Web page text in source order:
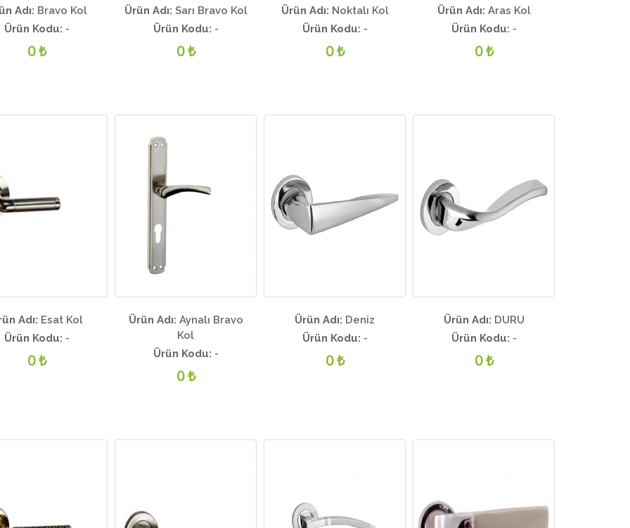
Adı: Bravo Kol
Ürün Kodu: -
0 ₺
Ürün Adı: Sarı Bravo Kol
Ürün Kodu: -
0 ₺
Ürün Adı: Noktalı Kol
Ürün Kodu: -
0 ₺
Ürün Adı: Aras Kol
Ürün Kodu: -
0 ₺
Adı: Esat Kol
Ürün Kodu: -
0 ₺
Ürün Adı: Aynalı Bravo
Kol
Ürün Kodu: -
0 ₺
Ürün Adı: Deniz
Ürün Kodu: -
0 ₺
Ürün Adı: DURU
Ürün Kodu: -
0 ₺